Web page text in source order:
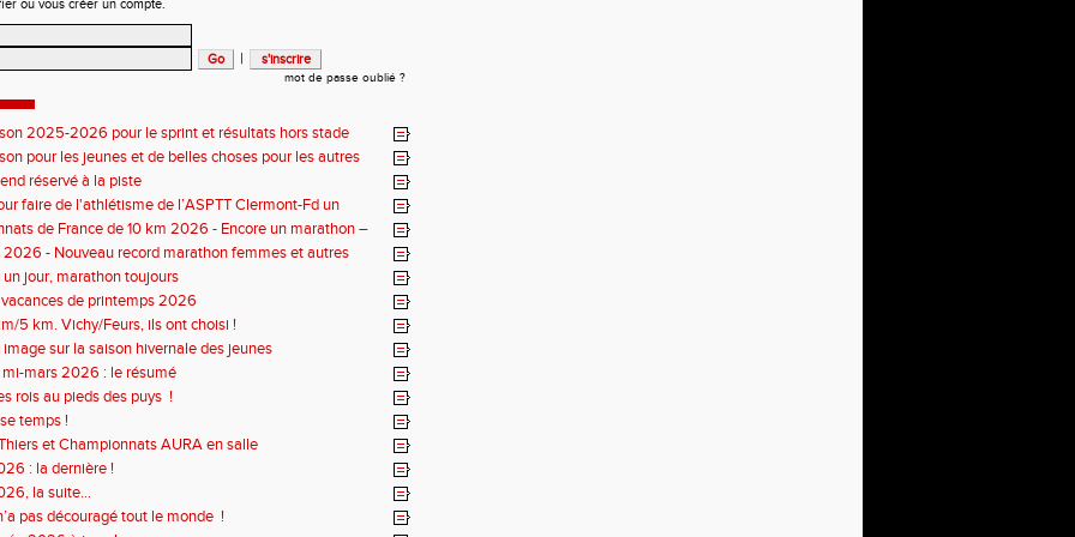
ou vous créer un compte.
|
mot de passe oublié ?
2025-2026 pour le sprint et résultats hors stade
pour les jeunes et de belles choses pour les autres
réservé à la piste
faire de l'athlétisme de l’ASPTT Clermont-Fd un
de France de 10 km 2026 - Encore un marathon –
2026 - Nouveau record marathon femmes et autres
jour, marathon toujours
de printemps 2026
5 km. Vichy/Feurs, ils ont choisi !
image sur la saison hivernale des jeunes
mars 2026 : le résumé
rois au pieds des puys !
temps !
et Championnats AURA en salle
: la dernière !
la suite...
pas découragé tout le monde !